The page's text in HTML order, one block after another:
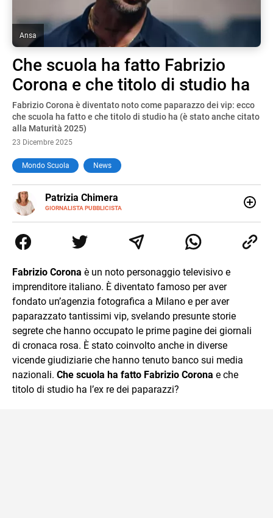
Ansa
Che scuola ha fatto Fabrizio
Corona e che titolo di studio ha
Fabrizio Corona è diventato noto come paparazzo dei vip: ecco
che scuola ha fatto e che titolo di studio ha (è stato anche citato
alla Maturità 2025)
23 Dicembre 2025
Mondo Scuola News
Patrizia Chimera
GIORNALISTA PUBBLICISTA
E-
MAIL
LINKEDIN
collaborato con grandi gruppi editoriali e agenzie di
comunicazione specializzandosi nella scrittura di articoli
Fabrizio Corona è un noto personaggio televisivo e
imprenditore italiano. È diventato famoso per aver
fondato un’agenzia fotografica a Milano e per aver
paparazzato tantissimi vip, svelando presunte storie
segrete che hanno occupato le prime pagine dei giornali
di cronaca rosa. È stato coinvolto anche in diverse
vicende giudiziarie che hanno tenuto banco sui media
nazionali. Che scuola ha fatto Fabrizio Corona e che
titolo di studio ha l’ex re dei paparazzi?